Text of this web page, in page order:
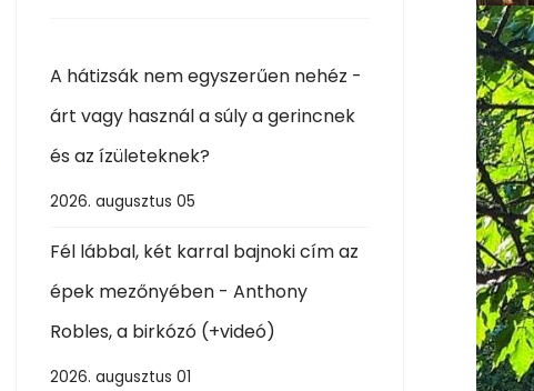
A hátizsák nem egyszerűen nehéz -
árt vagy használ a súly a gerincnek
és az ízületeknek?
2026. augusztus 05
Fél lábbal, két karral bajnoki cím az
épek mezőnyében - Anthony
Robles, a birkózó (+videó)
2026. augusztus 01